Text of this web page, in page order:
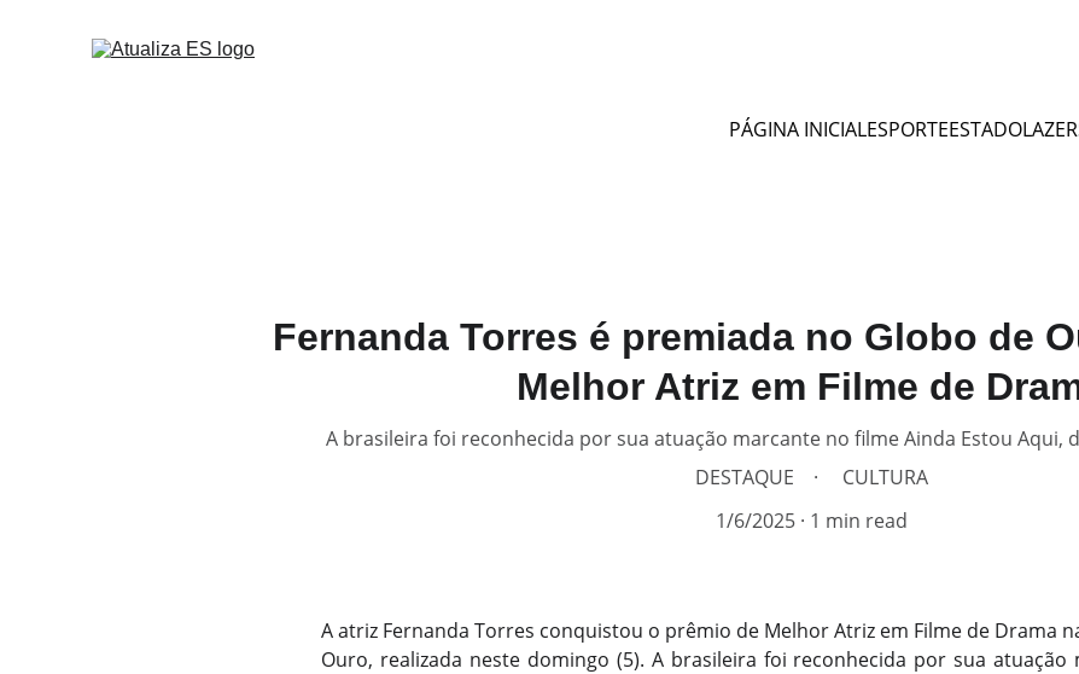
PÁGINA INICIALESPORTEESTADOLAZER
Fernanda Torres é premiada no Globo de
Melhor Atriz em Filme de
A brasileira foi reconhecida por sua atuação marcante no filme Ainda Estou Aqui,
DESTAQUE
CULTURA
1/6/2025
1 min read
A atriz Fernanda Torres conquistou o prêmio de Melhor Atriz em Filme de Drama
Ouro, realizada neste domingo (5). A brasileira foi reconhecida por sua